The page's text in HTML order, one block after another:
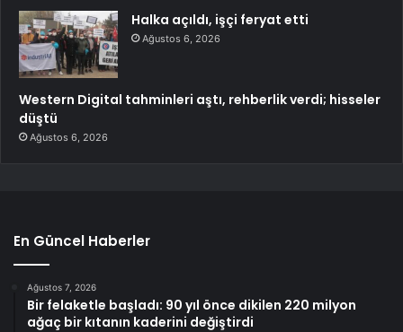
Halka açıldı, işçi feryat etti
Ağustos 6, 2026
Western Digital tahminleri aştı, rehberlik verdi; hisseler
düştü
Ağustos 6, 2026
En Güncel Haberler
Ağustos 7, 2026
Bir felaketle başladı: 90 yıl önce dikilen 220 milyon
ağaç bir kıtanın kaderini değiştirdi